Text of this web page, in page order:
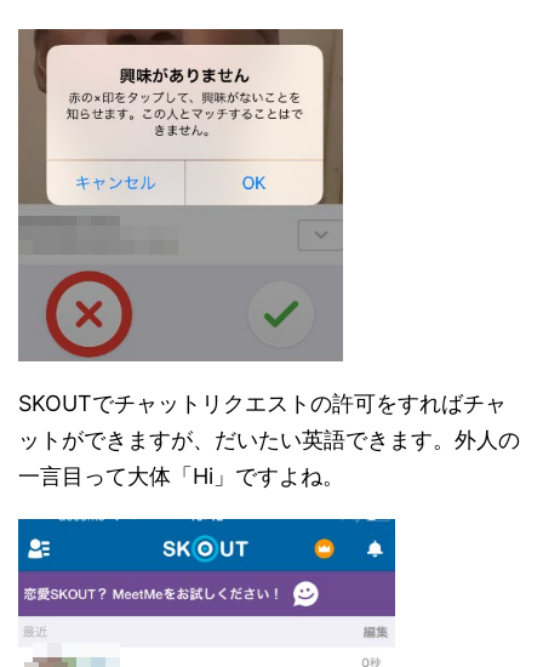
SKOUTでチャットリクエストの許可をすればチャ
ットができますが、だいたい英語できます。外人の
一言目って大体「Hi」ですよね。